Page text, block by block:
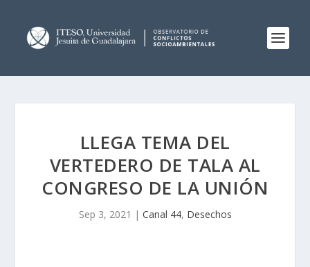
LLEGA TEMA DEL
VERTEDERO DE TALA AL
CONGRESO DE LA UNIÓN
Sep 3, 2021 | Canal 44, Desechos